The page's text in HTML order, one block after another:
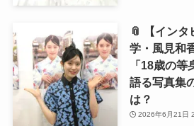
📎 【イン
学・風見和
「18歳の
語る写真集
は？
2026年6月21日